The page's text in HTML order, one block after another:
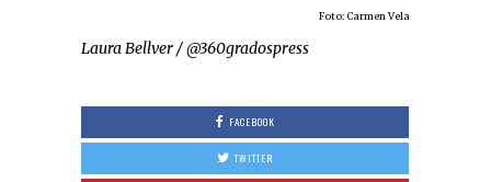
Foto: Carmen Vela
Laura Bellver / @360gradospress
FACEBOOK
TWITTER